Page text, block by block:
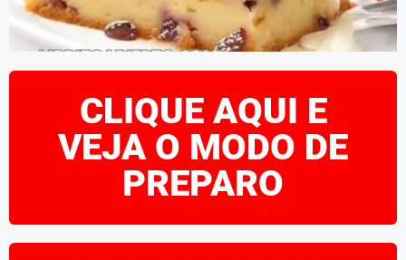
CLIQUE AQUI E
VEJA O MODO DE
PREPARO